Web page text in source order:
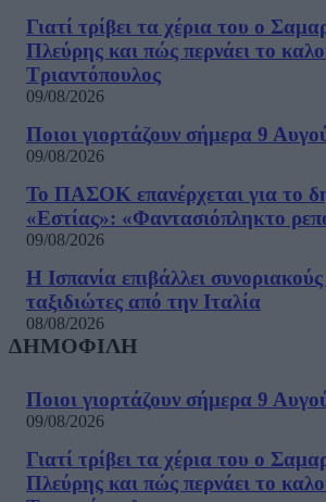
Γιατί τρίβει τα χέρια του ο
Πλεύρης και πώς περνάει το
Τριαντόπουλος
09/08/2026
Ποιοι γιορτάζουν σήμερα 9
09/08/2026
Το ΠΑΣΟΚ επανέρχεται για το
«Εστίας»: «Φαντασιόπληκτο
09/08/2026
Η Ισπανία επιβάλλει συνοριακούς
ταξιδιώτες από την Ιταλία
08/08/2026
ΔΗΜΟΦΙΛΗ
Ποιοι γιορτάζουν σήμερα 9
09/08/2026
Γιατί τρίβει τα χέρια του ο
Πλεύρης και πώς περνάει το